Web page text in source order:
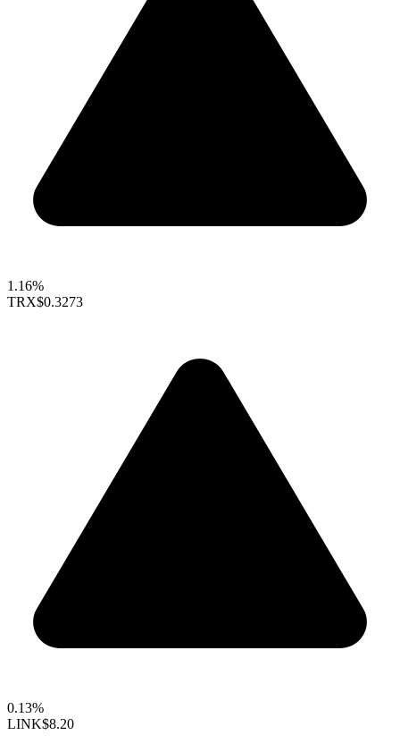
1.16%
TRX$0.3273
0.13%
LINK$8.20